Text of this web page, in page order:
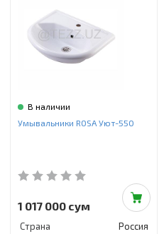
В наличии
Умывальники ROSA Уют-550
1 017 000 сум
Страна Россия